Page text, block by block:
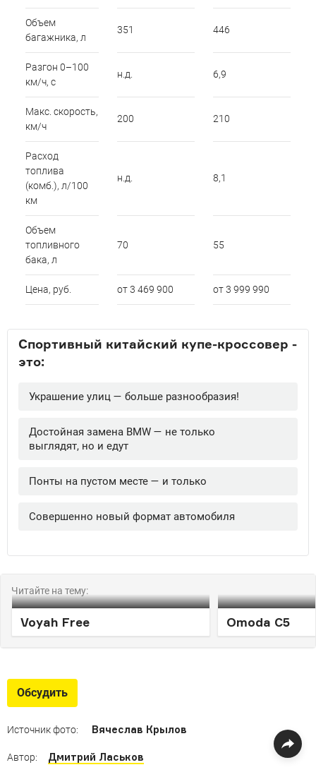
Объем
багажника, л
351 446
Разгон 0–100
км/ч, с
н.д. 6,9
Макс. скорость,
км/ч
200 210
Расход
топлива
(комб.), л/100
км
н.д. 8,1
Объем
топливного
бака, л
70 55
Цена, руб. от 3 469 900 от 3 999 990
Читайте на тему:
Voyah Free Omoda C5
Обсудить
Источник фото: Вячеслав Крылов
Автор: Дмитрий Ласьков